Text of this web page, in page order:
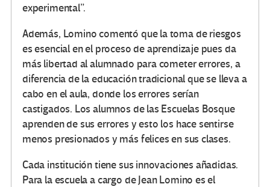
experimental”.
Además, Lomino comentó que la toma de riesgos
es esencial en el proceso de aprendizaje pues da
más libertad al alumnado para cometer errores, a
diferencia de la educación tradicional que se lleva a
cabo en el aula, donde los errores serían
castigados. Los alumnos de las Escuelas Bosque
aprenden de sus errores y esto los hace sentirse
menos presionados y más felices en sus clases.
Cada institución tiene sus innovaciones añadidas.
Para la escuela a cargo de Jean Lomino es el